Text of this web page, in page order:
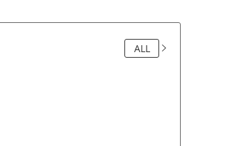
ALL